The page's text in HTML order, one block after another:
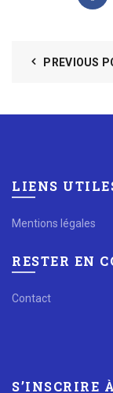
PREVIOUS
LIENS
Mentions légales
RESTER EN
Contact
S’INSCRIRE